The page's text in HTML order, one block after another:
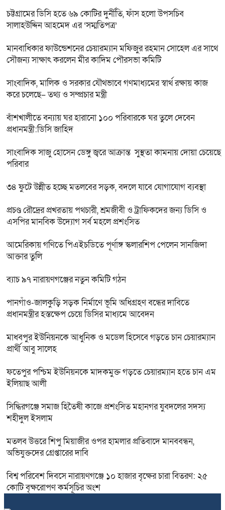
চট্টগ্রামের ডিসি হতে ৬৯ কোটির দুর্নীতি, ফাঁস হলো উপসচিব
সালাহউদ্দিন আহমেদ এর ‘সম্মতিপত্র’
মানবাধিকার ফাউন্ডেশনের চেয়ারম্যান মফিজুর রহমান সোহেল এর সাথে
সৌজন্য সাক্ষাৎ করলেন মীর কাদিম পৌরসভা কমিটি
সাংবাদিক, মালিক ও সরকার যৌথভাবে গণমাধ্যমের স্বার্থ রক্ষায় কাজ
করে চলেছে– তথ্য ও সম্প্রচার মন্ত্রী
বাঁশখালীতে বন্যায় ঘর হারানো ১০০ পরিবারকে ঘর তুলে দেবেন
প্রধানমন্ত্রী:ডিসি জাহিদ
সাংবাদিক সাজু হোসেন ডেঙ্গু জ্বরে আক্রান্ত সুস্থতা কামনায় দোয়া চেয়েছে
পরিবার
৩৪ ফুটে উন্নীত হচ্ছে মতলবের সড়ক, বদলে যাবে যোগাযোগ ব্যবস্থা
প্রচণ্ড রৌদ্রের প্রখরতায় পথচারী, শ্রমজীবী ও ট্রাফিকদের জন্য ডিসি ও
এসপির মানবিক উদ্যোগ সর্ব মহলে প্রশংসিত
আমেরিকায় গণিতে পিএইচডিতে পূর্ণাঙ্গ স্কলারশিপ পেলেন সানজিদা
আক্তার তুলি
ব্যাচ ৯৭ নারায়ণগঞ্জের নতুন কমিটি গঠন
পানগাঁও-জালকুড়ি সড়ক নির্মাণে ভূমি অধিগ্রহণ বন্ধের দাবিতে
প্রধানমন্ত্রীর হস্তক্ষেপ চেয়ে ডিসির মাধ্যমে আবেদন
মাধবপুর ইউনিয়নকে আধুনিক ও মডেল হিসেবে গড়তে চান চেয়ারম্যান
প্রার্থী আবু সালেহ
ফতেপুর পশ্চিম ইউনিয়নকে মাদকমুক্ত গড়তে চেয়ারম্যান হতে চান এম
ইলিয়াছ আলী
সিদ্ধিরগঞ্জে‌ সমাজ হিতৈষী কাজে প্রশংসিত মহানগর যুবদলের সদস্য
শহীদুল ইসলাম
মতলব উত্তরে শিপু মিয়াজীর ওপর হামলার প্রতিবাদে মানববন্ধন,
অভিযুক্তদের গ্রেপ্তারের দাবি
বিশ্ব পরিবেশ দিবসে নারায়ণগঞ্জে ১০ হাজার বৃক্ষের চারা বিতরণ: ২৫
কোটি বৃক্ষরোপণ কর্মসূচির অংশ